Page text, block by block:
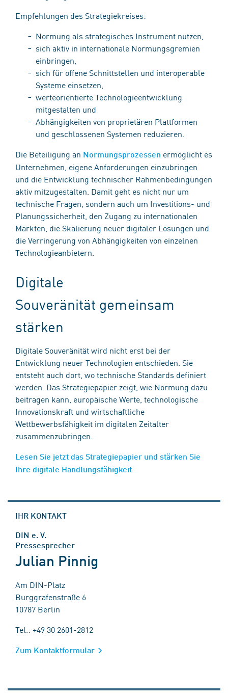
Empfehlungen des Strategiekreises:
Normung als strategisches Instrument nutzen,
sich aktiv in internationale Normungsgremien
einbringen,
sich für offene Schnittstellen und interoperable
Systeme einsetzen,
werteorientierte Technologieentwicklung
mitgestalten und
Abhängigkeiten von proprietären Plattformen
und geschlossenen Systemen reduzieren.
Die Beteiligung an Normungsprozessen ermöglicht es
Unternehmen, eigene Anforderungen einzubringen
und die Entwicklung technischer Rahmenbedingungen
aktiv mitzugestalten. Damit geht es nicht nur um
technische Fragen, sondern auch um Investitions- und
Planungssicherheit, den Zugang zu internationalen
Märkten, die Skalierung neuer digitaler Lösungen und
die Verringerung von Abhängigkeiten von einzelnen
Technologieanbietern.
Digitale
Souveränität gemeinsam
stärken
Digitale Souveränität wird nicht erst bei der
Entwicklung neuer Technologien entschieden. Sie
entsteht auch dort, wo technische Standards definiert
werden. Das Strategiepapier zeigt, wie Normung dazu
beitragen kann, europäische Werte, technologische
Innovationskraft und wirtschaftliche
Wettbewerbsfähigkeit im digitalen Zeitalter
zusammenzubringen.
Lesen Sie jetzt das Strategiepapier und stärken Sie
Ihre digitale Handlungsfähigkeit
IHR KONTAKT
DIN e. V.
Pressesprecher
Julian Pinnig
Am DIN-Platz
Burggrafenstraße 6
10787 Berlin
Tel.: +49 30 2601-2812
Zum Kontaktformular